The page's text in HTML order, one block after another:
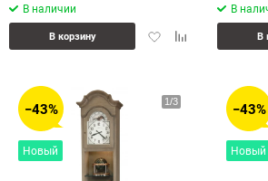
В наличии
ДобавитьДобавить
В корзину
В
В
−43%
Новый
−43%
Новый